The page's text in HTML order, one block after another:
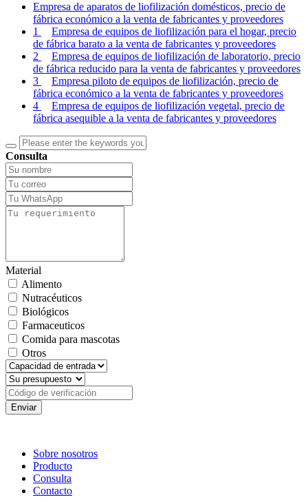
Empresa de aparatos de liofilización domésticos, precio de
fábrica económico a la venta de fabricantes y proveedores
1
Empresa de equipos de liofilización para el hogar, precio
de fábrica barato a la venta de fabricantes y proveedores
2
Empresa de equipos de liofilización de laboratorio, precio
de fábrica reducido para la venta de fabricantes y proveedores
3
Empresa piloto de equipos de liofilización, precio de
fábrica económico a la venta de fabricantes y proveedores
4
Empresa de equipos de liofilización vegetal, precio de
fábrica asequible a la venta de fabricantes y proveedores
Consulta
Material
Alimento
Nutracéuticos
Biológicos
Farmaceuticos
Comida para mascotas
Otros
Enviar
Sobre nosotros
Producto
Consulta
Contacto